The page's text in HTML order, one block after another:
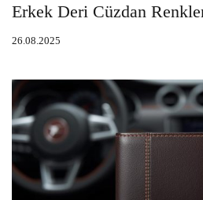
Erkek Deri Cüzdan
26.08.2025